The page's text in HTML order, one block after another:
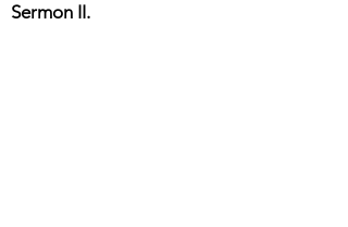
Sermon II.